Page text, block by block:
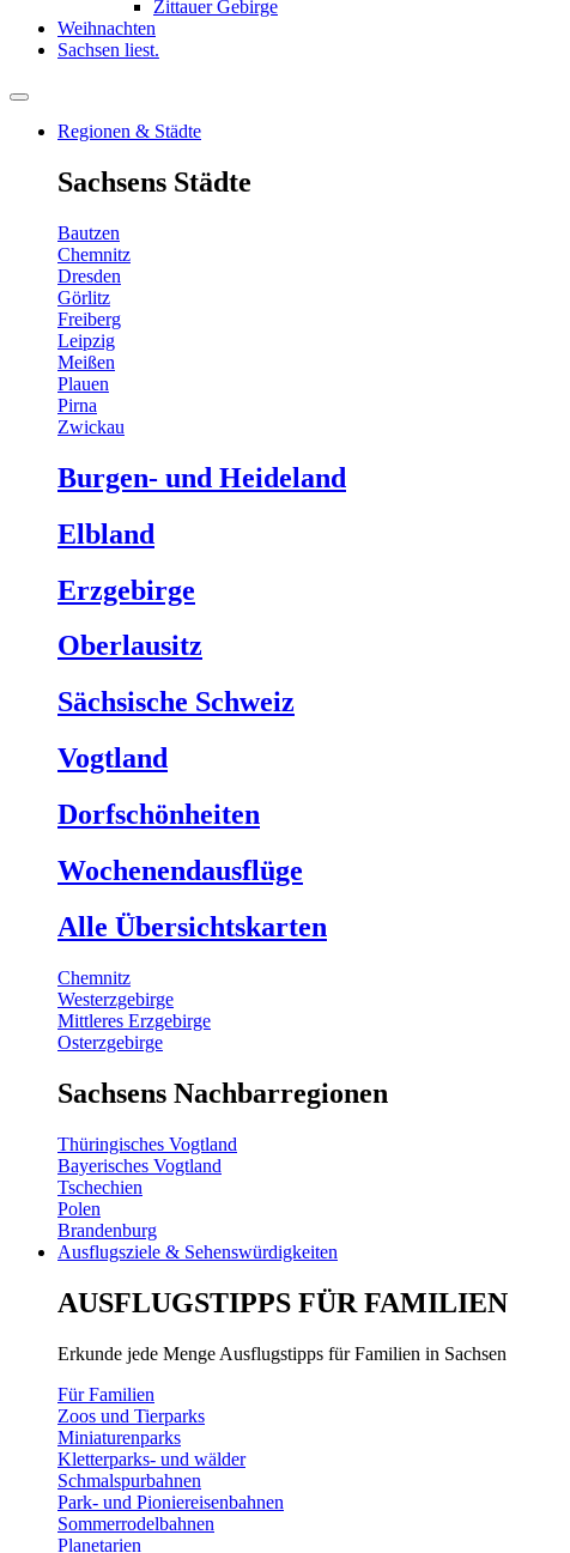
Zittauer Gebirge
Weihnachten
Sachsen liest.
Regionen & Städte
Sachsens Städte
Bautzen
Chemnitz
Dresden
Görlitz
Freiberg
Leipzig
Meißen
Plauen
Pirna
Zwickau
Burgen- und Heideland
Elbland
Erzgebirge
Oberlausitz
Sächsische Schweiz
Vogtland
Dorfschönheiten
Wochenendausflüge
Alle Übersichtskarten
Chemnitz
Westerzgebirge
Mittleres Erzgebirge
Osterzgebirge
Sachsens Nachbarregionen
Thüringisches Vogtland
Bayerisches Vogtland
Tschechien
Polen
Brandenburg
Ausflugsziele & Sehenswürdigkeiten
AUSFLUGSTIPPS FÜR FAMILIEN
Erkunde jede Menge Ausflugstipps für Familien in Sachsen
Für Familien
Zoos und Tierparks
Miniaturenparks
Kletterparks- und wälder
Schmalspurbahnen
Park- und Pioniereisenbahnen
Sommerrodelbahnen
Planetarien